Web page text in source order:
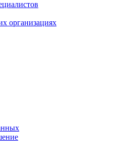
организациях